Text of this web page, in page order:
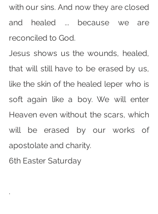
with our sins. And now they are closed
and healed ... because we are
reconciled to God.
Jesus shows us the wounds, healed,
that will still have to be erased by us,
like the skin of the healed leper who is
soft again like a boy. We will enter
Heaven even without the scars, which
will be erased by our works of
apostolate and charity.
6th Easter Saturday
.